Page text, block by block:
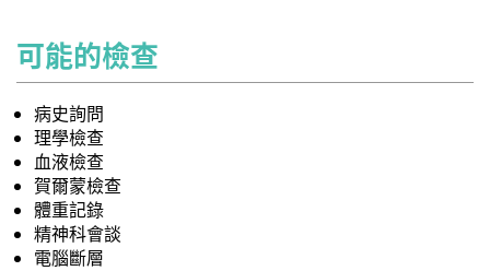
可能的檢查
病史詢問
理學檢查
血液檢查
賀爾蒙檢查
體重記錄
精神科會談
電腦斷層